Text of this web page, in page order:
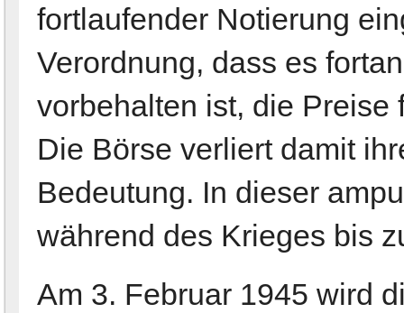
fortlaufender Notierung
Verordnung, dass es
vorbehalten ist, die Preise
Die Börse verliert damit
Bedeutung. In dieser
während des Krieges bis
Am 3. Februar 1945 wird